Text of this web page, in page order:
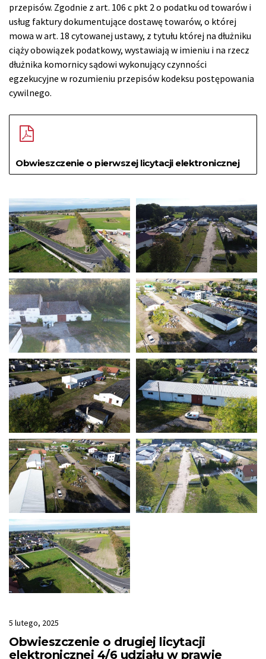
przepisów. Zgodnie z art. 106 c pkt 2 o podatku od towarów i
usług faktury dokumentujące dostawę towarów, o której
mowa w art. 18 cytowanej ustawy, z tytułu której na dłużniku
ciąży obowiązek podatkowy, wystawiają w imieniu i na rzecz
dłużnika komornicy sądowi wykonujący czynności
egzekucyjne w rozumieniu przepisów kodeksu postępowania
cywilnego.
Obwieszczenie o pierwszej licytacji elektronicznej
5 lutego, 2025
Obwieszczenie o drugiej licytacji
elektronicznej 4/6 udziału w prawie